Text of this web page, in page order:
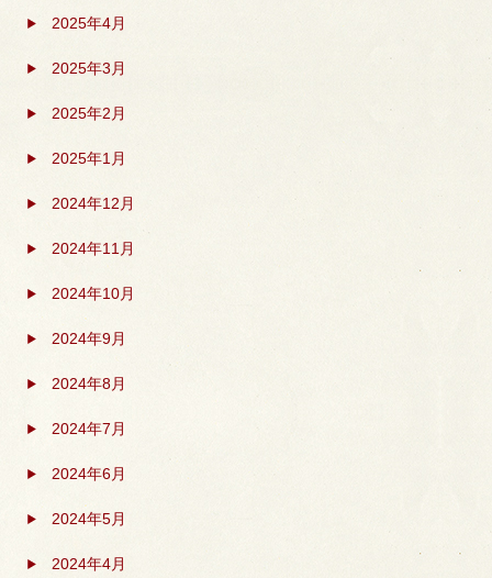
2025年4月
2025年3月
2025年2月
2025年1月
2024年12月
2024年11月
2024年10月
2024年9月
2024年8月
2024年7月
2024年6月
2024年5月
2024年4月